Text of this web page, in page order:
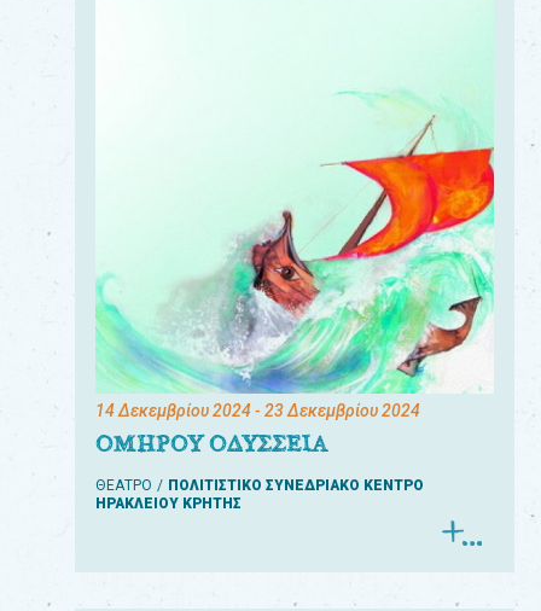
14 Δεκεμβρίου 2024- 23 Δεκεμβρίου 2024
ΟΜΗΡΟΥ ΟΔΥΣΣΕΙΑ
ΘΕΑΤΡΟ
ΠΟΛΙΤΙΣΤΙΚΟ ΣΥΝΕΔΡΙΑΚΟ ΚΕΝΤΡΟ
ΗΡΑΚΛΕΙΟΥ ΚΡΗΤΗΣ